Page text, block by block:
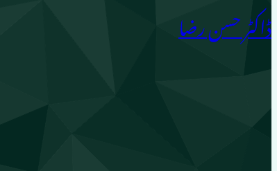
ڈاکٹر حسن رضا